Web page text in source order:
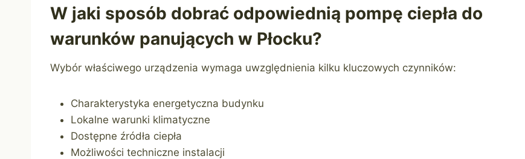
W jaki sposób dobrać odpowiednią pompę ciepła do
warunków panujących w Płocku?
Wybór właściwego urządzenia wymaga uwzględnienia kilku kluczowych czynników:
Charakterystyka energetyczna budynku
Lokalne warunki klimatyczne
Dostępne źródła ciepła
Możliwości techniczne instalacji